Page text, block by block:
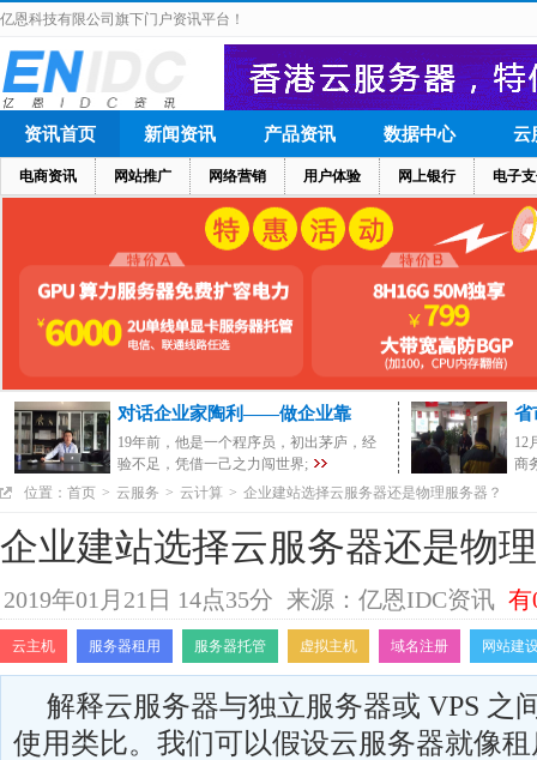
亿恩科技有限公司旗下门户资讯平台！
资讯首页
电商资讯 网站推广 网络营销 用户体验 网上银行 电子
新闻资讯 产品资讯 数据中心 云
对话企业家陶利——做企业靠
19年前，他是一个程序员，初出茅庐，经
验不足，凭借一己之力闯世界;
省
12
商
位置： 首页 > 云服务 > 云计算 > 企业建站选择云服务器还是物理服务器？
企业建站选择云服务器还是物
2019年01月21日 14点35分 来源：亿恩IDC资讯 有
云主机 服务器租用 服务器托管 虚拟主机 域名注册 网站建
解释云服务器与独立服务器或 VPS 之
使用类比。我们可以假设云服务器就像